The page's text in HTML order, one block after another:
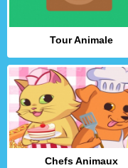
Tour Animale
Chefs Animaux